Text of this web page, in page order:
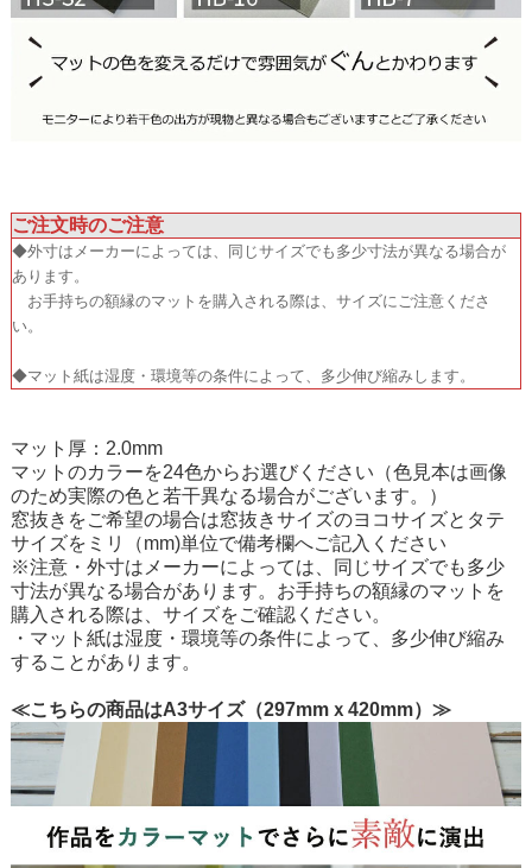
ご注文時のご注意
◆外寸はメーカーによっては、同じサイズでも多少寸法が異なる場合が
あります。
お手持ちの額縁のマットを購入される際は、サイズにご注意くださ
い。
◆マット紙は湿度・環境等の条件によって、多少伸び縮みします。
マット厚：2.0mm
マットのカラーを24色からお選びください（色見本は画像
のため実際の色と若干異なる場合がございます。）
窓抜きをご希望の場合は窓抜きサイズのヨコサイズとタテ
サイズをミリ（mm)単位で備考欄へご記入ください
※注意・外寸はメーカーによっては、同じサイズでも多少
寸法が異なる場合があります。お手持ちの額縁のマットを
購入される際は、サイズをご確認ください。
・マット紙は湿度・環境等の条件によって、多少伸び縮み
することがあります。
≪こちらの商品はA3サイズ（297mmｘ420mm）≫